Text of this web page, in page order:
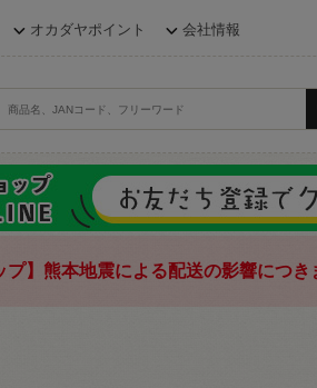
オカダヤポイント 会社情報
プ】熊本地震による配送の影響につき